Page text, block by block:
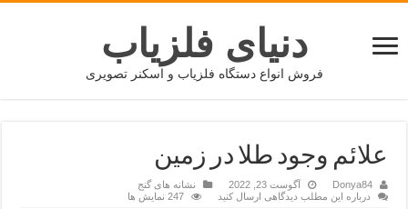
دنیای فلزیاب
فروش انواع دستگاه فلزیاب و اسکنر تصویری
علائم وجود طلا در زمین
Donya84 آگوست 23, 2022
نشانه های گنج
درباره این مطلب دیدگاهی ارسال کنید
247 نمایش ها